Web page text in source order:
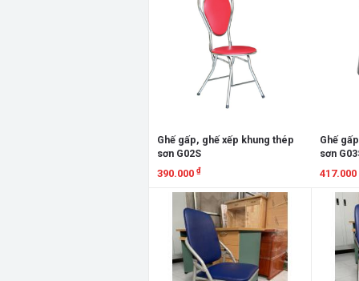
Ghế gấp, ghế xếp khung thép
sơn G02S
390.000 ₫
Xem chi tiết
Ghế
sơn
417.000
Xem